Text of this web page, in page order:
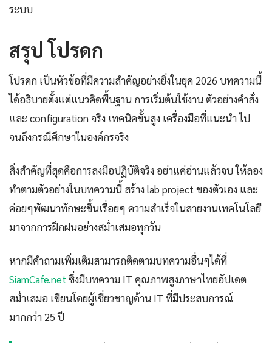
ระบบ
สรุป โปรดก
โปรดก เป็นหัวข้อที่มีความสำคัญอย่างยิ่งในยุค 2026 บทความนี้
ได้อธิบายตั้งแต่แนวคิดพื้นฐาน การเริ่มต้นใช้งาน ตัวอย่างคำสั่ง
และ configuration จริง เทคนิคขั้นสูง เครื่องมือที่แนะนำ ไป
จนถึงกรณีศึกษาในองค์กรจริง
สิ่งสำคัญที่สุดคือการลงมือปฏิบัติจริง อย่าแค่อ่านแล้วจบ ให้ลอง
ทำตามตัวอย่างในบทความนี้ สร้าง lab project ของตัวเอง และ
ค่อยๆพัฒนาทักษะขึ้นเรื่อยๆ ความสำเร็จในสายงานเทคโนโลยี
มาจากการฝึกฝนอย่างสม่ำเสมอทุกวัน
หากมีคำถามเพิ่มเติมสามารถติดตามบทความอื่นๆได้ที่
SiamCafe.net ซึ่งมีบทความ IT คุณภาพสูงภาษาไทยอัปเดต
สม่ำเสมอ เขียนโดยผู้เชี่ยวชาญด้าน IT ที่มีประสบการณ์
มากกว่า 25 ปี